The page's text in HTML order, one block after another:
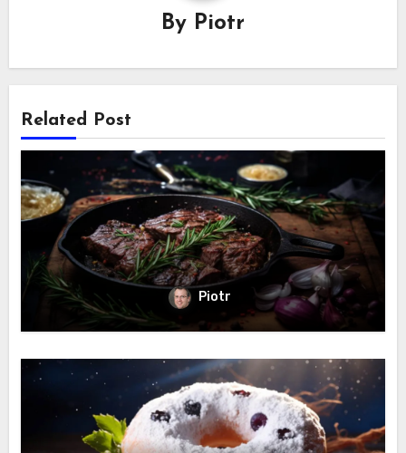
By Piotr
Related Post
Piotr